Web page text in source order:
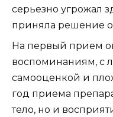
серьезно угрожал
приняла решение
На первый прием
воспоминаниям, с
самооценкой и
год приема
тело, но и